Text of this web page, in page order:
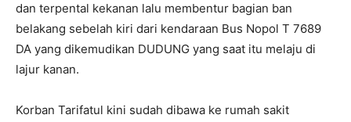
dan terpental kekanan lalu membentur bagian ban
belakang sebelah kiri dari kendaraan Bus Nopol T 7689
DA yang dikemudikan DUDUNG yang saat itu melaju di
lajur kanan.
Korban Tarifatul kini sudah dibawa ke rumah sakit